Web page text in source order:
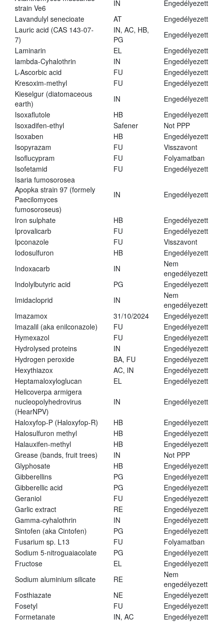
strain Ve6
IN
Engedélyezett
Lavandulyl senecioate
AT
Engedélyezett
Lauric acid (CAS 143-07-
7)
IN, AC, HB,
PG
Engedélyezett
Laminarin
EL
Engedélyezett
lambda-Cyhalothrin
IN
Engedélyezett
L-Ascorbic acid
FU
Engedélyezett
Kresoxim-methyl
FU
Engedélyezett
Kieselgur (diatomaceous
earth)
IN
Engedélyezett
Isoxaflutole
HB
Engedélyezett
Isoxadifen-ethyl
Safener
Not PPP
Isoxaben
HB
Engedélyezett
Isopyrazam
FU
Visszavont
Isoflucypram
FU
Folyamatban
Isofetamid
FU
Engedélyezett
Isaria fumosorosea
Apopka strain 97 (formely
Paecilomyces
fumosoroseus)
IN Engedélyezett
Iron sulphate HB
Engedélyezett
Iprovalicarb
FU
Engedélyezett
Ipconazole
FU
Visszavont
Iodosulfuron
HB
Engedélyezett
Indoxacarb
IN
Nem
engedélyezett
Indolylbutyric acid
PG
Engedélyezett
Imidacloprid
IN
Nem
engedélyezett
Imazamox
31/10/2024
Engedélyezett
Imazalil (aka enilconazole)
FU
Engedélyezett
Hymexazol
FU
Engedélyezett
Hydrolysed proteins
IN
Engedélyezett
Hydrogen peroxide
BA, FU
Engedélyezett
Hexythiazox
AC, IN
Engedélyezett
Heptamaloxyloglucan
EL
Engedélyezett
Helicoverpa armigera
nucleopolyhedrovirus
(HearNPV)
IN Engedélyezett
Haloxyfop-P (Haloxyfop-R) HB
Engedélyezett
Halosulfuron methyl
HB
Engedélyezett
Halauxifen-methyl
HB
Engedélyezett
Grease (bands, fruit trees)
IN
Not PPP
Glyphosate
HB
Engedélyezett
Gibberellins
PG
Engedélyezett
Gibberellic acid
PG
Engedélyezett
Geraniol
FU
Engedélyezett
Garlic extract
RE
Engedélyezett
Gamma-cyhalothrin
IN
Engedélyezett
Sintofen (aka Cintofen)
PG
Engedélyezett
Fusarium sp. L13
FU
Folyamatban
Sodium 5-nitroguaiacolate
PG
Engedélyezett
Fructose
EL
Engedélyezett
Sodium aluminium silicate
RE
Nem
engedélyezett
Fosthiazate
NE
Engedélyezett
Fosetyl
FU
Engedélyezett
Formetanate
IN, AC
Engedélyezett